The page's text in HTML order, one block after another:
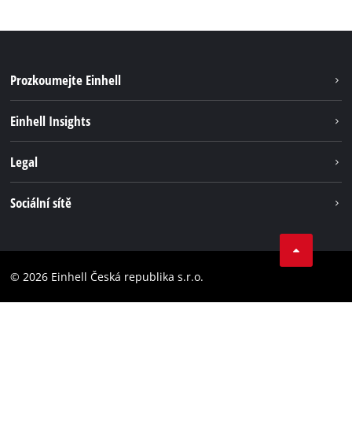
Prozkoumejte Einhell
Systém akumulátorů
Einhell Insights
Legal
Prohlášení o přístupnosti
Sociální sítě
Instagram
© 2026 Einhell Česká republika s.r.o.